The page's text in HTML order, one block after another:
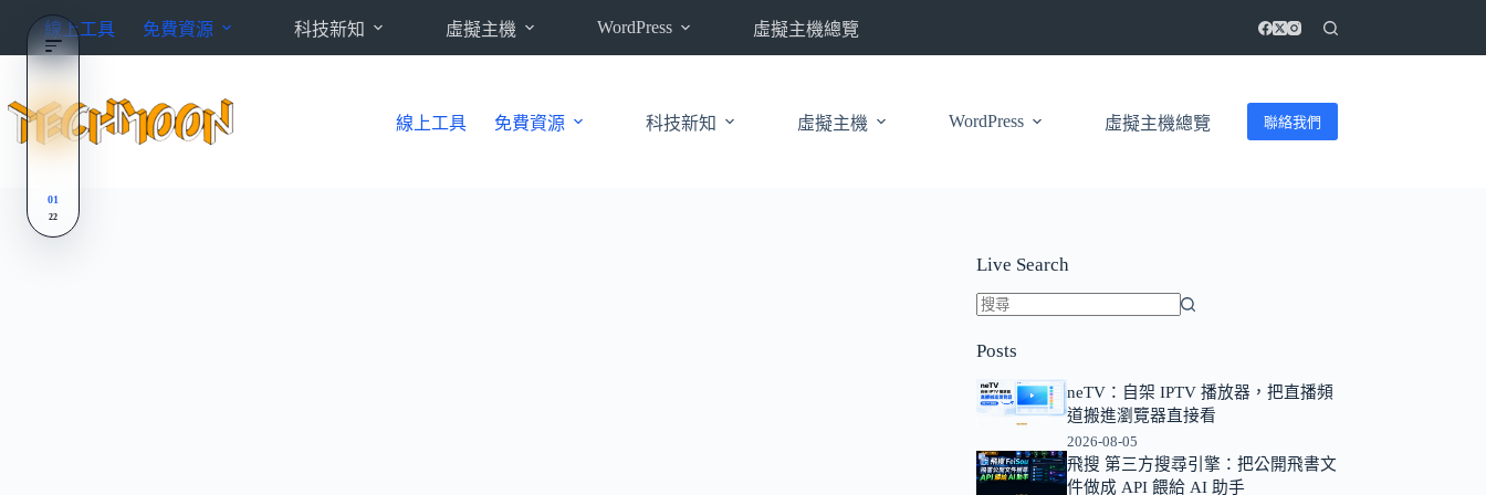
內
線上工具 免費資源 科技新知 虛擬主機 WordPress 虛擬主機總覽
線上工具 免費資源 科技新知 虛擬主機 WordPress 虛擬主機總覽 聯絡我們
Live Search
不
到
符
條
件
Posts
neTV：自架 IPTV 播放器，把直播頻
道搬進瀏覽器直接看
2026-08-05
飛搜 第三方搜尋引擎：把公開飛書文
件做成 API 餵給 AI 助手
01
22